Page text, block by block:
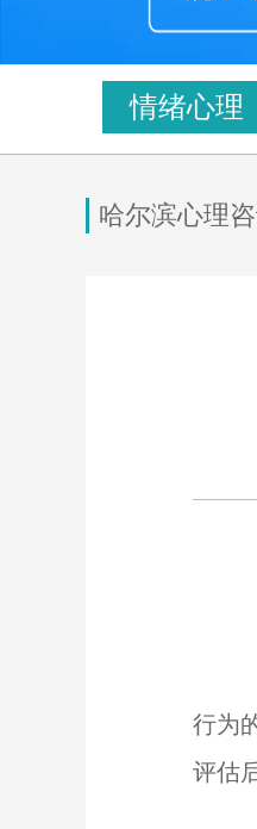
情绪心理
哈尔滨心理
行为
评估